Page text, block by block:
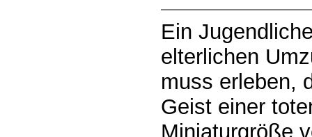
Ein
elterlichen
muss erleben,
Geist einer
Miniaturgröße